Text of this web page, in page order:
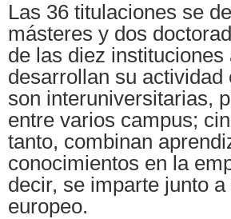
Las 36 titulaciones se
másteres y dos
de las diez
desarrollan su
son interuniversitarias,
entre varios campus;
tanto, combinan
conocimientos en la
decir, se imparte junto
europeo.